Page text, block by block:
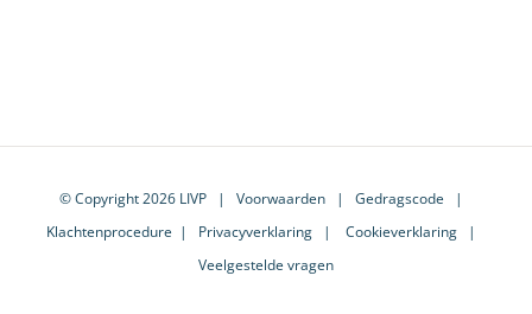
© Copyright 2026 LIVP | Voorwaarden| Gedragscode |
Klachtenprocedure | Privacyverklaring| Cookieverklaring|
Veelgestelde vragen